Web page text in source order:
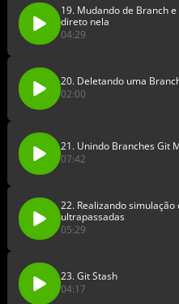
19. Mudando de Branch
direto nela
04:29
20. Deletando uma
02:00
21. Unindo Branches Git
07:42
22. Realizando
ultrapassadas
05:29
23. Git Stash
04:17